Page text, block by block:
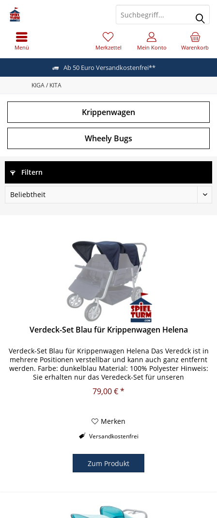
Ab 50 Euro Versandkostenfrei**
Menü Warenkorb
Merkzettel Mein Konto
KIGA / KITA
Krippenwagen
Wheely Bugs
Filtern
Verdeck-Set Blau für Krippenwagen Helena
Verdeck-Set Blau für Krippenwagen Helena Das Veredck ist in
mehrere Positionen verstellbar und kann auch ganz entfernt
werden. Farbe: dunkelblau Material: 100% Polyester Hinweis:
Sie erhalten nur das Veredeck-Set für unseren
Krippenwagen...
79,00 € *
Merken
Versandkostenfrei
Zum Produkt